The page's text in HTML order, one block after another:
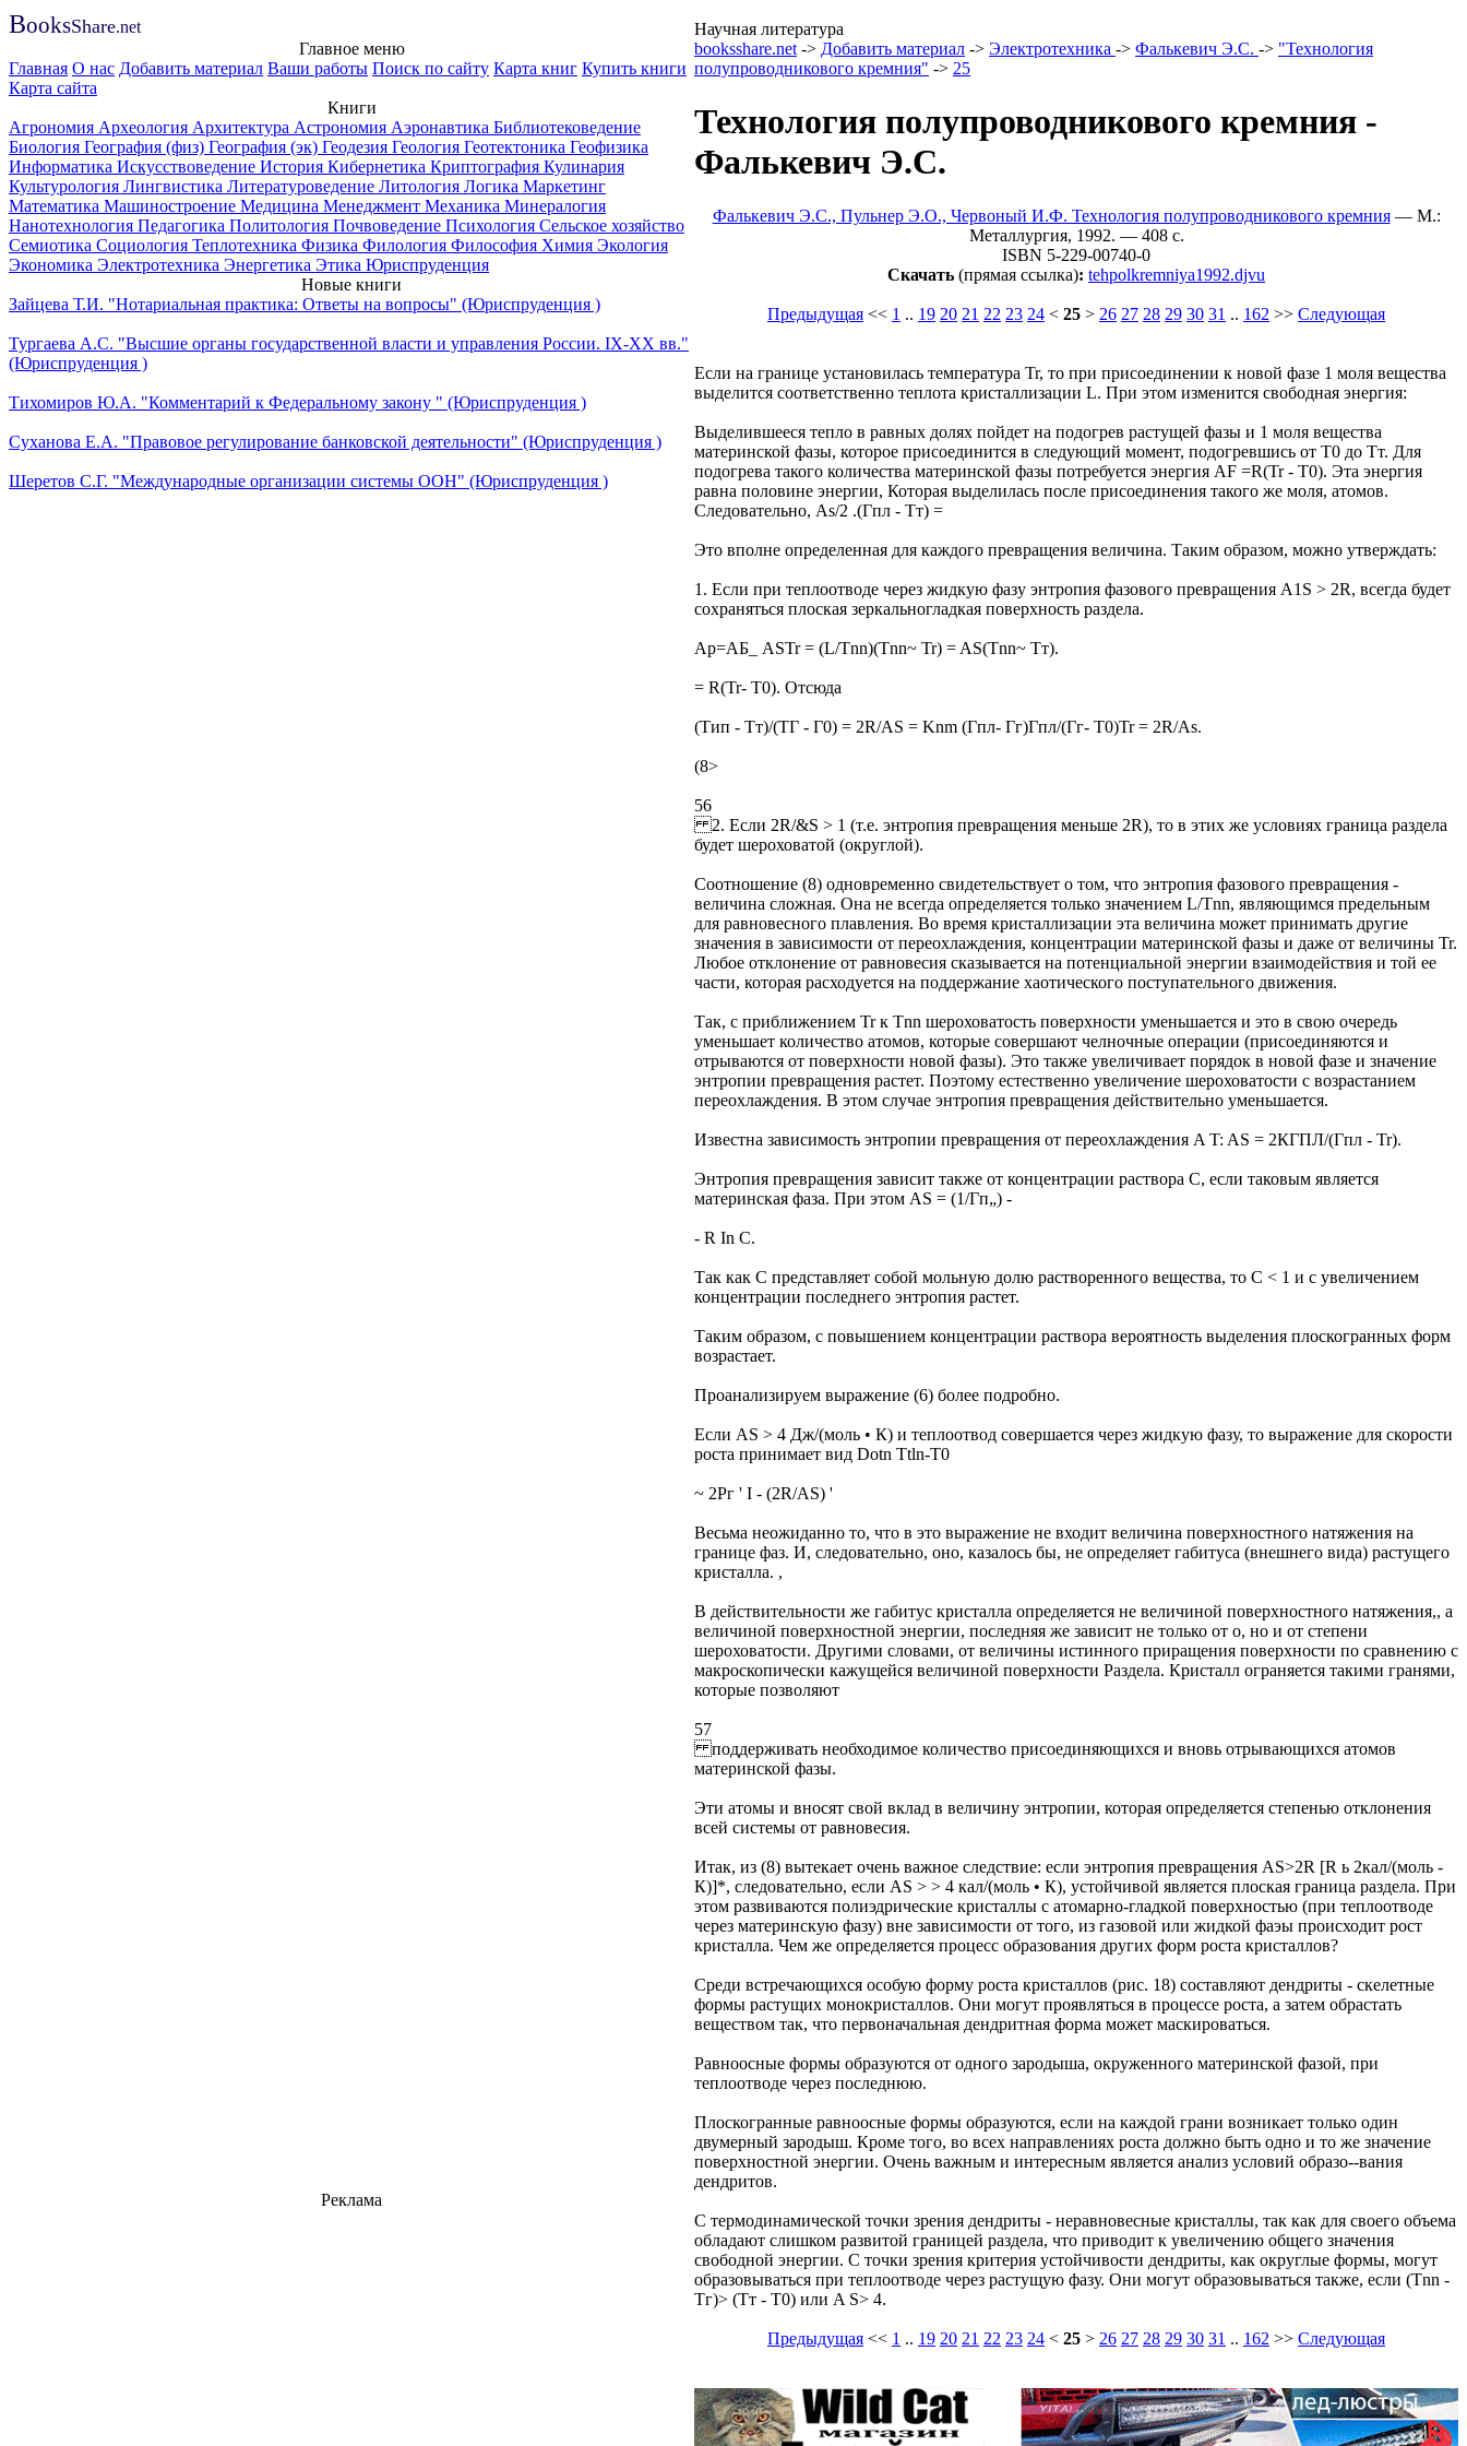
BooksShare.net
Научная литература
Главное меню
Главная О нас Добавить материал Ваши работы Поиск по сайту Карта книг Купить книги
Карта сайта
Книги
Агрономия Археология Архитектура Астрономия Аэронавтика Библиотековедение
Биология География (физ) География (эк) Геодезия Геология Геотектоника Геофизика
Информатика Искусствоведение История Кибернетика Криптография Кулинария
Культурология Лингвистика Литературоведение Литология Логика Маркетинг
Математика Машиностроение Медицина Менеджмент Механика Минералогия
Нанотехнология Педагогика Политология Почвоведение Психология Сельское хозяйство
Семиотика Социология Теплотехника Физика Филология Философия Химия Экология
Экономика Электротехника Энергетика Этика Юриспруденция
Новые книги
Зайцева Т.И. "Нотариальная практика: Ответы на вопросы" (Юриспруденция )
Тургаева А.С. "Высшие органы государственной власти и управления России. IХ-ХХ вв."
(Юриспруденция )
Тихомиров Ю.А. "Комментарий к Федеральному закону " (Юриспруденция )
Суханова Е.А. "Правовое регулирование банковской деятельности" (Юриспруденция )
Шеретов С.Г. "Международные организации системы ООН" (Юриспруденция )
booksshare.net -> Добавить материал -> Электротехника -> Фалькевич Э.С. -> "Технология
полупроводникового кремния" -> 25
Технология полупроводникового кремния -
Фалькевич Э.С.
Фалькевич Э.С., Пульнер Э.О., Червоный И.Ф. Технология полупроводникового кремния— М.:
Металлургия, 1992. — 408 c.
ISBN 5-229-00740-0
Скачать (прямая ссылка): tehpolkremniya1992.djvu
Предыдущая << 1 .. 19 20 21 22 23 24 < 25 > 26 27 28 29 30 31 .. 162 >> Следующая
Если на границе установилась температура Tr, то при присоединении к новой фазе 1 моля вещества
выделится соответственно теплота кристаллизации L. При этом изменится свободная энергия:
Выделившееся тепло в равных долях пойдет на подогрев растущей фазы и 1 моля вещества
материнской фазы, которое присоединится в следующий момент, подогревшись от T0 до Тт. Для
подогрева такого количества материнской фазы потребуется энергия AF =R(Tr - T0). Эта энергия
равна половине энергии, Которая выделилась после присоединения такого же моля, атомов.
Следовательно, As/2 .(Гпл - Тт) =
Это вполне определенная для каждого превращения величина. Таким образом, можно утверждать:
1. Если при теплоотводе через жидкую фазу энтропия фазового превращения A1S > 2R, всегда будет
сохраняться плоская зеркальногладкая поверхность раздела.
Ар=АБ_ ASTr = (L/Tnn)(Tnn~ Tr) = AS(Tnn~ Тт).
= R(Tr- T0). Отсюда
(Тип - Тт)/(ТГ - Г0) = 2R/AS = Knm (Гпл- Гг)Гпл/(Гг- T0)Tr = 2R/As.
(8>
56
2. Если 2R/&S > 1 (т.е. энтропия превращения меньше 2R), то в этих же условиях граница раздела
будет шероховатой (округлой).
Соотношение (8) одновременно свидетельствует о том, что энтропия фазового превращения -
величина сложная. Она не всегда определяется только значением L/Tnn, являющимся предельным
для равновесного плавления. Во время кристаллизации эта величина может принимать другие
значения в зависимости от переохлаждения, концентрации материнской фазы и даже от величины Tr.
Любое отклонение от равновесия сказывается на потенциальной энергии взаимодействия и той ее
части, которая расходуется на поддержание хаотического поступательного движения.
Так, с приближением Tr к Tnn шероховатость поверхности уменьшается и это в свою очередь
уменьшает количество атомов, которые совершают челночные операции (присоединяются и
отрываются от поверхности новой фазы). Это также увеличивает порядок в новой фазе и значение
энтропии превращения растет. Поэтому естественно увеличение шероховатости с возрастанием
переохлаждения. В этом случае энтропия превращения действительно уменьшается.
Известна зависимость энтропии превращения от переохлаждения A T: AS = 2КГПЛ/(Гпл - Tr).
Энтропия превращения зависит также от концентрации раствора С, если таковым является
материнская фаза. При этом AS = (1/Гп„) -
- R In С.
Так как С представляет собой мольную долю растворенного вещества, то С < 1 и с увеличением
концентрации последнего энтропия растет.
Таким образом, с повышением концентрации раствора вероятность выделения плоскогранных форм
возрастает.
Проанализируем выражение (6) более подробно.
Если AS > 4 Дж/(моль • К) и теплоотвод совершается через жидкую фазу, то выражение для скорости
роста принимает вид Dotn Ttln-T0
~ 2Рг ' I - (2R/AS) '
Весьма неожиданно то, что в это выражение не входит величина поверхностного натяжения на
границе фаз. И, следовательно, оно, казалось бы, не определяет габитуса (внешнего вида) растущего
кристалла. ,
В действительности же габитус кристалла определяется не величиной поверхностного натяжения,, а
величиной поверхностной энергии, последняя же зависит не только от о, но и от степени
шероховатости. Другими словами, от величины истинного приращения поверхности по сравнению с
макроскопически кажущейся величиной поверхности Раздела. Кристалл ограняется такими гранями,
которые позволяют
57
поддерживать необходимое количество присоединяющихся и вновь отрывающихся атомов
материнской фазы.
Эти атомы и вносят свой вклад в величину энтропии, которая определяется степенью отклонения
всей системы от равновесия.
Итак, из (8) вытекает очень важное следствие: если энтропия превращения AS>2R [R ь 2кал/(моль -
К)]*, следовательно, если AS > > 4 кал/(моль • К), устойчивой является плоская граница раздела. При
этом развиваются полиэдрические кристаллы с атомарно-гладкой поверхностью (при теплоотводе
через материнскую фазу) вне зависимости от того, из газовой или жидкой фаэы происходит рост
кристалла. Чем же определяется процесс образования других форм роста кристаллов?
Среди встречающихся особую форму роста кристаллов (рис. 18) составляют дендриты - скелетные
формы растущих монокристаллов. Они могут проявляться в процессе роста, а затем обрастать
веществом так, что первоначальная дендритная форма может маскироваться.
Равноосные формы образуются от одного зародыша, окруженного материнской фазой, при
теплоотводе через последнюю.
Плоскогранные равноосные формы образуются, если на каждой грани возникает только один
двумерный зародыш. Кроме того, во всех направлениях роста должно быть одно и то же значение
поверхностной энергии. Очень важным и интересным является анализ условий образо--вания
дендритов.
С термодинамической точки зрения дендриты - неравновесные кристаллы, так как для своего объема
обладают слишком развитой границей раздела, что приводит к увеличению общего значения
свободной энергии. С точки зрения критерия устойчивости дендриты, как округлые формы, могут
образовываться при теплоотводе через растущую фазу. Они могут образовываться также, если (Tnn -
Тг)> (Тт - T0) или A S> 4.
Предыдущая << 1 .. 19 20 21 22 23 24 < 25 > 26 27 28 29 30 31 .. 162 >> Следующая
Реклама